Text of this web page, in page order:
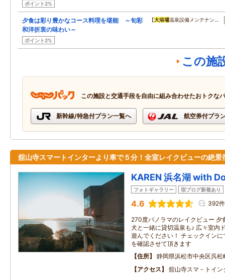
ポイント2%
夕食は彩り豊かなコース料理を堪能 ～旬彩
和洋折衷の味わい～
ポイント2%
【大浴場温泉設備メンテナン…
この施
この施設と交通手段を自由に組み合わせたおトクな
新幹線/特急付プラン一覧へ 航空券付プラ
舘山寺スマートインターより車で５分！全室レイクビューの絶景
KAREN 浜名湖 with
フォトギャラリー 宿ブログ新着あり
4.6 392件
270度パノラマのレイクビュー 夕
犬と一緒に貸切温泉も♪ 広々室内
遊んでください！ チェックイン
を確認させて頂きます
住所
静岡県浜松市中央区呉
アクセス
舘山寺スマ－トイン